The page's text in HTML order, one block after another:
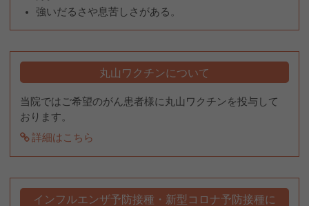
強いだるさや息苦しさがある。
丸山ワクチンについて
当院ではご希望のがん患者様に丸山ワクチンを投与して
おります。
詳細はこちら
インフルエンザ予防接種・新型コロナ予防接種に